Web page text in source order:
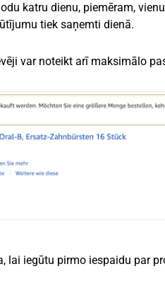
katru dienu, piemēram,
tiek saņemti dienā.
var noteikt arī maksimālo
lai iegūtu pirmo iespaidu par